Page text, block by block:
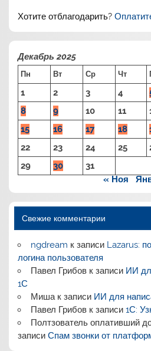
Хотите отблагодарить?
Декабрь 2025
Пн Вт Ср Чт
1 2 3 4
8
9 10 11
15
16 17 18
22
23 24 25
29
30
31
« Ноя
Свежие комментарии
ngdream к записи Lazarus:
логина пользователя
Павел Грибовк записи ИИ
1С
Мишак записи ИИ для
Павел Грибовк записи 1С:
Полтзователь оплативший
записиСпам звонки от